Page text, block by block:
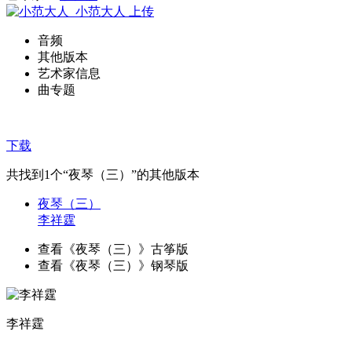
小范大人
上传
音频
其他版本
艺术家信息
曲专题
下载
共找到 1个“夜琴（三）”的其他版本
夜琴（三）
李祥霆
查看《夜琴（三）》古筝版
查看《夜琴（三）》钢琴版
李祥霆